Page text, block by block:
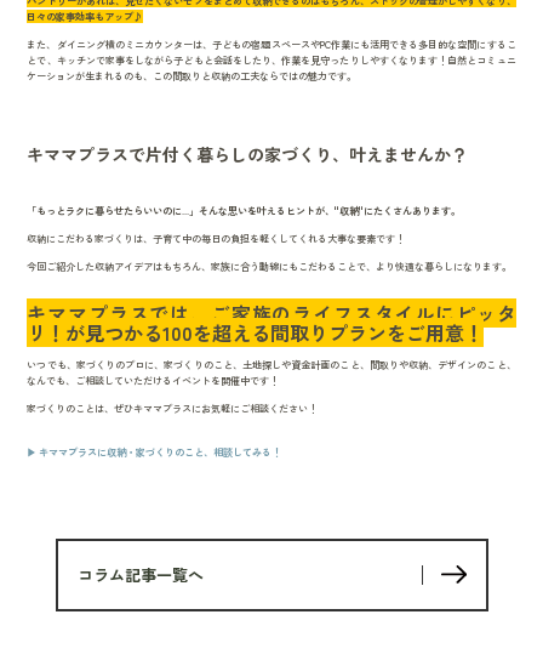
日々の家事効率もアップ♪
また、ダイニング横のミニカウンターは、子どもの宿題スペースやPC作業にも活用できる多目的な空間にするこ
とで、キッチンで家事をしながら子どもと会話をしたり、作業を見守ったりしやすくなります！自然とコミュニ
ケーションが生まれるのも、この間取りと収納の工夫ならではの魅力です。
キママプラスで片付く暮らしの家づくり、叶えませんか？
「もっとラクに暮らせたらいいのに...」そんな思いを叶えるヒントが、"収納"にたくさんあります。
収納にこだわる家づくりは、子育て中の毎日の負担を軽くしてくれる大事な要素です！
今回ご紹介した収納アイデアはもちろん、家族に合う動線にもこだわることで、より快適な暮らしになります。
キママプラスでは、ご家族のライフスタイルにピッタ
リ！が見つかる100を超える間取りプランをご用意！
いつでも、家づくりのプロに、家づくりのこと、土地探しや資金計画のこと、間取りや収納、デザインのこと、
なんでも、ご相談していただけるイベントを開催中です！
家づくりのことは、ぜひキママプラスにお気軽にご相談ください！
▶ キママプラスに収納・家づくりのこと、相談してみる！
コラム記事一覧へ